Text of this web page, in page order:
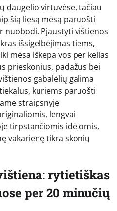
daugelio virtuvėse, tačiau
šią liesą mėsą paruošti
nuobodi. Pjaustyti vištienos
išsigelbėjimas tiems,
mėsa iškepa vos per kelias
prieskonius, padažus bei
gabalėlių galima
kuriems paruošti
straipsnyje
lengvai
tirpstančiomis idėjomis,
vakarienę tikra skonių
rytietiškas
per 20 minučių